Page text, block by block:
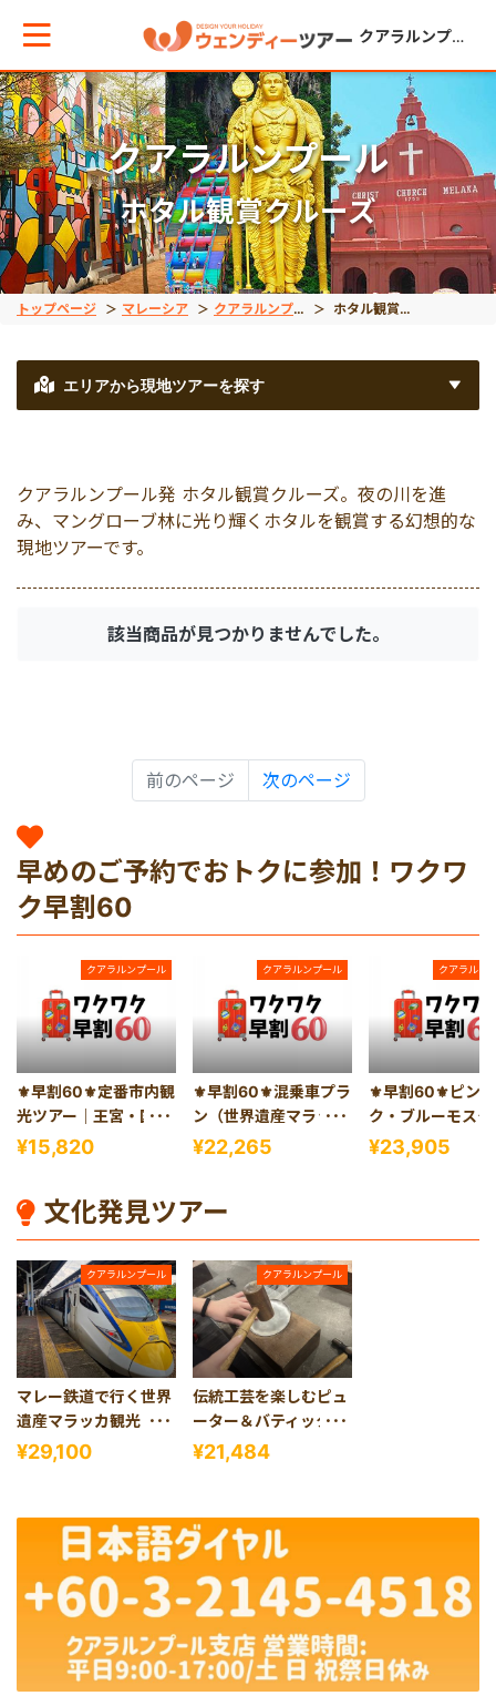
クアラルンプール
トップページ マレーシア クアラルンプール ホタル観賞クルーズ
クアラルンプール
ホタル観賞クルーズ
エリアから現地ツアーを探す
クアラルンプール発 ホタル観賞クルーズ。夜の川を進
み、マングローブ林に光り輝くホタルを観賞する幻想的な
現地ツアーです。
該当商品が見つかりませんでした。
前のページ 次のページ
早めのご予約でおトクに参加！ワクワ
ク早割60
クアラルンプール
⚜️早割60⚜️定番市内観
光ツアー｜王宮・国立
モスク・ツインタワー
巡り＜午前発半日観光
¥15,820
クアラルンプール
⚜️早割60⚜️混乗車プラ
ン（世界遺産マラッカ
日帰り観光＜1日観光
¥22,265
クアラルン
⚜️早割60⚜️ピン
ク・ブルーモス
トゥ洞窟｜人気
制覇ツアー！
¥23,905
文化発見ツアー
クアラルンプール
マレー鉄道で行く世界
遺産マラッカ観光｜水
上モスク観賞つき＜ゆ
っくり朝出発／1日観
ル発）
¥29,100
クアラルンプール
伝統工芸を楽しむピュ
ーター＆バティック手
作り体験ツアー＜午後
発半日観光＞（クアラ
¥21,484
メインメニューへ戻る
マから現地ツアーを探す
ツアー
遺産
ル観賞クルーズ
メインメニューへ戻る
アからお役立ち情報を探す
ドネシア
ーシア
戻る
観光ツアー
午前発 半日観光
午後発 半日観光
夕方発 ナイトツアー
戻る
世界遺産
マラッカ世界遺産
戻る
文化体験＆アクティビ
タマンネガラ国立公園
伝統工芸体験（ピュ
戻る
宿泊パッケージ
タマンネガラ国立公園